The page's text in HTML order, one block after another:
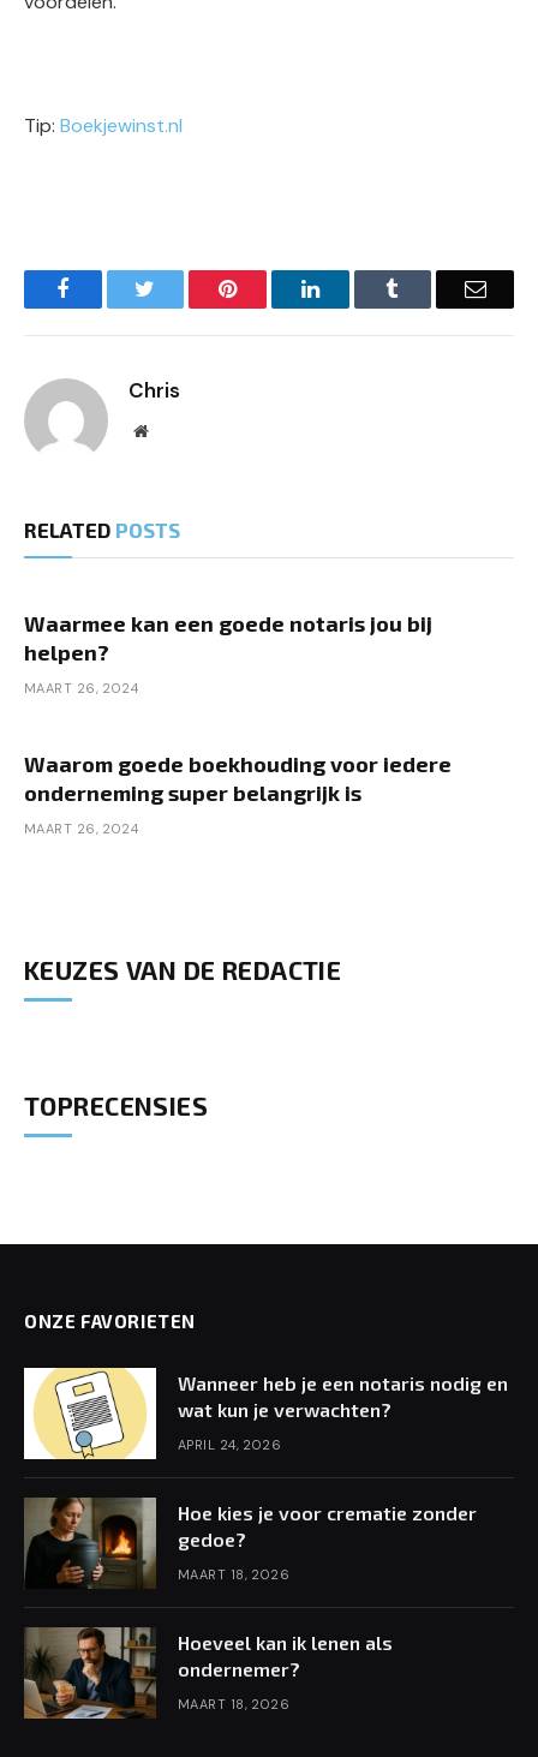
Tip: Boekjewinst.nl
Facebook Pinterest LinkedIn Email
Chris
Website
RELATED POSTS
Waarmee kan een goede notaris jou bij
helpen?
MAART 26, 2024
Waarom goede boekhouding voor iedere
onderneming super belangrijk is
MAART 26, 2024
KEUZES VAN DE REDACTIE
TOPRECENSIES
ONZE FAVORIETEN
Wanneer heb je een notaris nodig en
wat kun je verwachten?
APRIL 24, 2026
Hoe kies je voor crematie zonder
gedoe?
MAART 18, 2026
Hoeveel kan ik lenen als
ondernemer?
MAART 18, 2026